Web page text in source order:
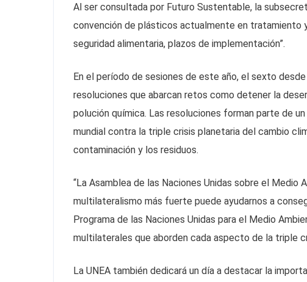
Al ser consultada por Futuro Sustentable, la
convención de plásticos actualmente en tratamiento
seguridad alimentaria, plazos de implementación”.
En el período de sesiones de este año, el sexto
resoluciones que abarcan retos como detener la
polución química. Las resoluciones forman parte de
mundial contra la triple crisis planetaria del cambio
contaminación y los residuos.
“La Asamblea de las Naciones Unidas sobre el
multilateralismo más fuerte puede ayudarnos a
Programa de las Naciones Unidas para el Medio
multilaterales que aborden cada aspecto de la triple
La UNEA también dedicará un día a destacar la